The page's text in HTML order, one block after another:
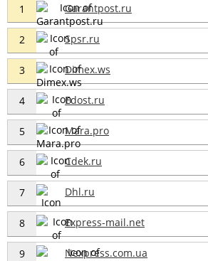
1 Garantpost.ru
2 Spsr.ru
3 Dimex.ws
4 Edost.ru
5 Mara.pro
6 Cdek.ru
7 Dhl.ru
8 Express-mail.net
9 Nexpress.com.ua